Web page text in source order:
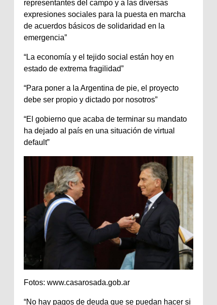
representantes del campo y a las diversas
expresiones sociales para la puesta en marcha
de acuerdos básicos de solidaridad en la
emergencia”
“La economía y el tejido social están hoy en
estado de extrema fragilidad”
“Para poner a la Argentina de pie, el proyecto
debe ser propio y dictado por nosotros”
“El gobierno que acaba de terminar su mandato
ha dejado al país en una situación de virtual
default”
Fotos: www.casarosada.gob.ar
“No hay pagos de deuda que se puedan hacer si